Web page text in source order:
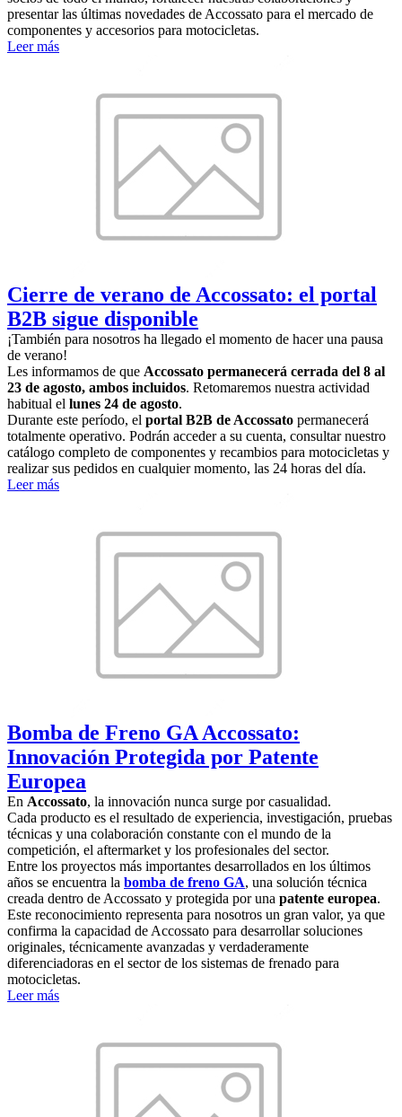
presentar las últimas novedades de Accossato para el mercado de
componentes y accesorios para motocicletas.
Leer más
Cierre de verano de Accossato: el portal
B2B sigue disponible
¡También para nosotros ha llegado el momento de hacer una pausa
de verano!
Les informamos de que Accossato permanecerá cerrada del 8 al
23 de agosto, ambos incluidos. Retomaremos nuestra actividad
habitual el lunes 24 de agosto.
Durante este período, el portal B2B de Accossato permanecerá
totalmente operativo. Podrán acceder a su cuenta, consultar nuestro
catálogo completo de componentes y recambios para motocicletas y
realizar sus pedidos en cualquier momento, las 24 horas del día.
Leer más
Bomba de Freno GA Accossato:
Innovación Protegida por Patente
Europea
En Accossato, la innovación nunca surge por casualidad.
Cada producto es el resultado de experiencia, investigación, pruebas
técnicas y una colaboración constante con el mundo de la
competición, el aftermarket y los profesionales del sector.
Entre los proyectos más importantes desarrollados en los últimos
años se encuentra la bomba de freno GA, una solución técnica
creada dentro de Accossato y protegida por una patente europea.
Este reconocimiento representa para nosotros un gran valor, ya que
confirma la capacidad de Accossato para desarrollar soluciones
originales, técnicamente avanzadas y verdaderamente
diferenciadoras en el sector de los sistemas de frenado para
motocicletas.
Leer más